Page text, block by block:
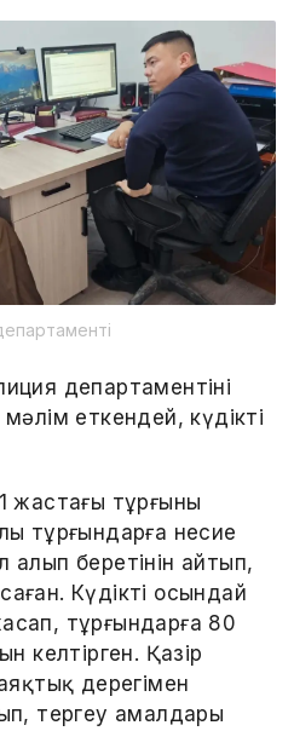
департаментінің
еткендей, күдікті
жастағы тұрғыны
тұрғындарға несие
беретінін айтып,
Күдікті осындай
тұрғындарға 80
келтірген. Қазір
дерегімен
тергеу амалдары